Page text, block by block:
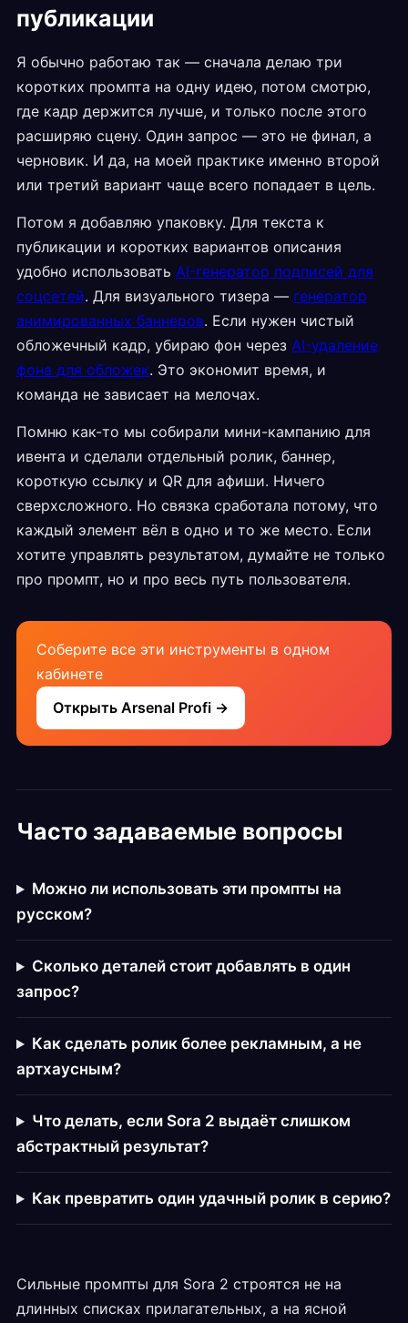
публикации
Я обычно работаю так — сначала делаю три
коротких промпта на одну идею, потом смотрю,
где кадр держится лучше, и только после этого
расширяю сцену. Один запрос — это не финал, а
черновик. И да, на моей практике именно второй
или третий вариант чаще всего попадает в цель.
Потом я добавляю упаковку. Для текста к
публикации и коротких вариантов описания
удобно использовать AI-генератор подписей для
соцсетей. Для визуального тизера — генератор
анимированных баннеров. Если нужен чистый
обложечный кадр, убираю фон через AI-удаление
фона для обложек. Это экономит время, и
команда не зависает на мелочах.
Помню как-то мы собирали мини-кампанию для
ивента и сделали отдельный ролик, баннер,
короткую ссылку и QR для афиши. Ничего
сверхсложного. Но связка сработала потому, что
каждый элемент вёл в одно и то же место. Если
хотите управлять результатом, думайте не только
про промпт, но и про весь путь пользователя.
Соберите все эти инструменты в одном
кабинете
Открыть Arsenal Profi →
Часто задаваемые вопросы
Можно ли использовать эти промпты на
русском?
Сколько деталей стоит добавлять в один
запрос?
Как сделать ролик более рекламным, а не
артхаусным?
Что делать, если Sora 2 выдаёт слишком
абстрактный результат?
Как превратить один удачный ролик в серию?
Сильные промпты для Sora 2 строятся не на
длинных списках прилагательных, а на ясной